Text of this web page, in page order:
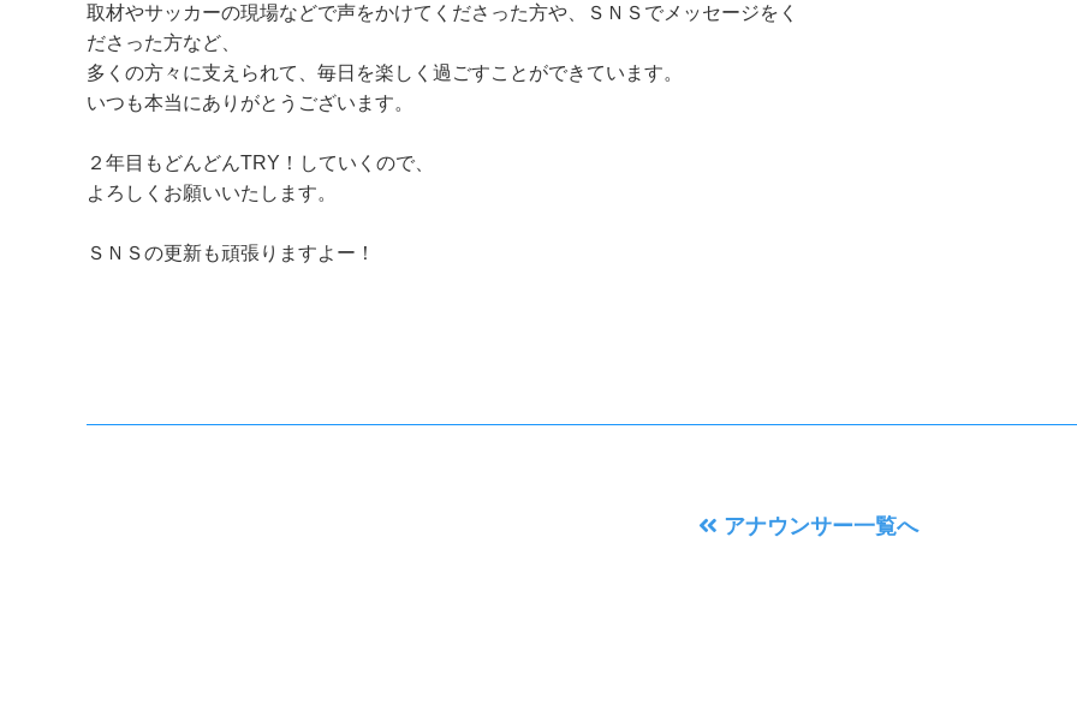
取材やサッカーの現場などで声をかけてくださった方や、ＳＮＳでメッセージをく
ださった方など、
多くの方々に支えられて、毎日を楽しく過ごすことができています。
いつも本当にありがとうございます。
２年目もどんどんTRY！していくので、
よろしくお願いいたします。
ＳＮＳの更新も頑張りますよー！
アナウンサー一覧へ